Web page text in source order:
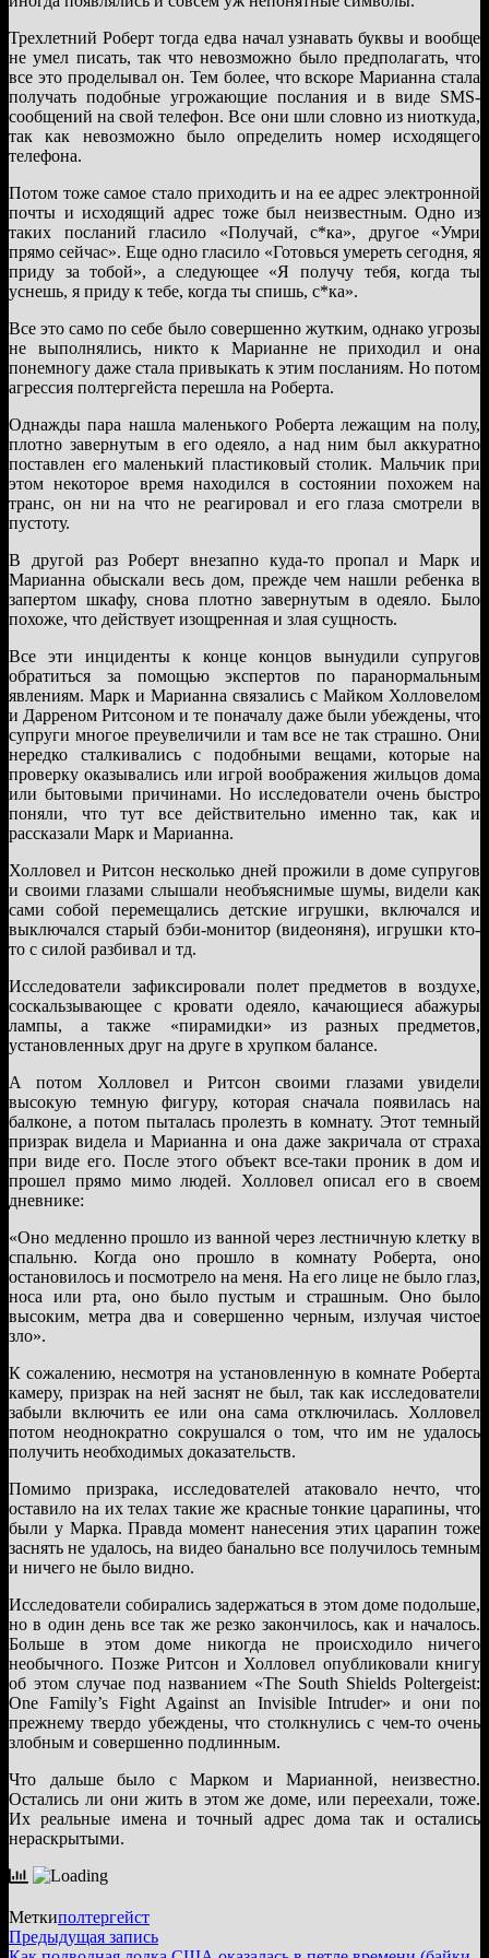
Трехлетний Роберт тогда едва начал узнавать буквы и вообще
не умел писать, так что невозможно было предполагать, что
все это проделывал он. Тем более, что вскоре Марианна стала
получать подобные угрожающие послания и в виде SMS-
сообщений на свой телефон. Все они шли словно из ниоткуда,
так как невозможно было определить номер исходящего
телефона.
Потом тоже самое стало приходить и на ее адрес электронной
почты и исходящий адрес тоже был неизвестным. Одно из
таких посланий гласило «Получай, с*ка», другое «Умри
прямо сейчас». Еще одно гласило «Готовься умереть сегодня, я
приду за тобой», а следующее «Я получу тебя, когда ты
уснешь, я приду к тебе, когда ты спишь, с*ка».
Все это само по себе было совершенно жутким, однако угрозы
не выполнялись, никто к Марианне не приходил и она
понемногу даже стала привыкать к этим посланиям. Но потом
агрессия полтергейста перешла на Роберта.
Однажды пара нашла маленького Роберта лежащим на полу,
плотно завернутым в его одеяло, а над ним был аккуратно
поставлен его маленький пластиковый столик. Мальчик при
этом некоторое время находился в состоянии похожем на
транс, он ни на что не реагировал и его глаза смотрели в
пустоту.
В другой раз Роберт внезапно куда-то пропал и Марк и
Марианна обыскали весь дом, прежде чем нашли ребенка в
запертом шкафу, снова плотно завернутым в одеяло. Было
похоже, что действует изощренная и злая сущность.
Все эти инциденты к конце концов вынудили супругов
обратиться за помощью экспертов по паранормальным
явлениям. Марк и Марианна связались с Майком Холловелом
и Дарреном Ритсоном и те поначалу даже были убеждены, что
супруги многое преувеличили и там все не так страшно. Они
нередко сталкивались с подобными вещами, которые на
проверку оказывались или игрой воображения жильцов дома
или бытовыми причинами. Но исследователи очень быстро
поняли, что тут все действительно именно так, как и
рассказали Марк и Марианна.
Холловел и Ритсон несколько дней прожили в доме супругов
и своими глазами слышали необъяснимые шумы, видели как
сами собой перемещались детские игрушки, включался и
выключался старый бэби-монитор (видеоняня), игрушки кто-
то с силой разбивал и тд.
Исследователи зафиксировали полет предметов в воздухе,
соскальзывающее с кровати одеяло, качающиеся абажуры
лампы, а также «пирамидки» из разных предметов,
установленных друг на друге в хрупком балансе.
А потом Холловел и Ритсон своими глазами увидели
высокую темную фигуру, которая сначала появилась на
балконе, а потом пыталась пролезть в комнату. Этот темный
призрак видела и Марианна и она даже закричала от страха
при виде его. После этого объект все-таки проник в дом и
прошел прямо мимо людей. Холловел описал его в своем
дневнике:
«Оно медленно прошло из ванной через лестничную клетку в
спальню. Когда оно прошло в комнату Роберта, оно
остановилось и посмотрело на меня. На его лице не было глаз,
носа или рта, оно было пустым и страшным. Оно было
высоким, метра два и совершенно черным, излучая чистое
зло».
К сожалению, несмотря на установленную в комнате Роберта
камеру, призрак на ней заснят не был, так как исследователи
забыли включить ее или она сама отключилась. Холловел
потом неоднократно сокрушался о том, что им не удалось
получить необходимых доказательств.
Помимо призрака, исследователей атаковало нечто, что
оставило на их телах такие же красные тонкие царапины, что
были у Марка. Правда момент нанесения этих царапин тоже
заснять не удалось, на видео банально все получилось темным
и ничего не было видно.
Исследователи собирались задержаться в этом доме подольше,
но в один день все так же резко закончилось, как и началось.
Больше в этом доме никогда не происходило ничего
необычного. Позже Ритсон и Холловел опубликовали книгу
об этом случае под названием «The South Shields Poltergeist:
One Family’s Fight Against an Invisible Intruder» и они по
прежнему твердо убеждены, что столкнулись с чем-то очень
злобным и совершенно подлинным.
Что дальше было с Марком и Марианной, неизвестно.
Остались ли они жить в этом же доме, или переехали, тоже.
Их реальные имена и точный адрес дома так и остались
нераскрытыми.
Меткиполтергейст
Навигация
Предыдущая записьПредыдущая